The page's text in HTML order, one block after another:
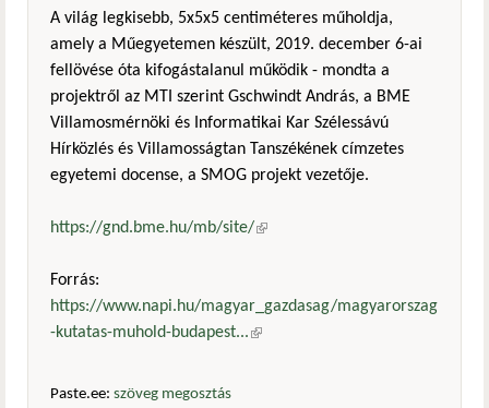
A világ legkisebb, 5x5x5 centiméteres műholdja,
amely a Műegyetemen készült, 2019. december 6-ai
fellövése óta kifogástalanul működik - mondta a
projektről az MTI szerint Gschwindt András, a BME
Villamosmérnöki és Informatikai Kar Szélessávú
Hírközlés és Villamosságtan Tanszékének címzetes
egyetemi docense, a SMOG projekt vezetője.
https://gnd.bme.hu/mb/site/(külső hivatkozás)
Forrás:
https://www.napi.hu/magyar_gazdasag/magyarorszag
-kutatas-muhold-budapest...(külső hivatkozás)
Paste.ee: szöveg megosztás